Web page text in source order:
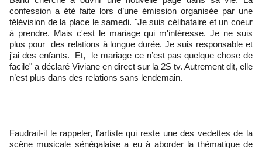
confession a été faite lors d’une émission organisée par une
télévision de la place le samedi. "Je suis célibataire et un coeur
à prendre. Mais c'est le mariage qui m'intéresse. Je ne suis
plus pour des relations à longue durée. Je suis responsable et
j'ai des enfants. Et, le mariage ce n’est pas quelque chose de
facile" a déclaré Viviane en direct sur la 2S tv. Autrement dit, elle
n’est plus dans des relations sans lendemain.
Faudrait-il le rappeler, l’artiste qui reste une des vedettes de la
scène musicale sénégalaise a eu à aborder la thématique de